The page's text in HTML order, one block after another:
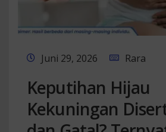
Juni 29, 2026 Rara
Keputihan Hijau
Kekuningan